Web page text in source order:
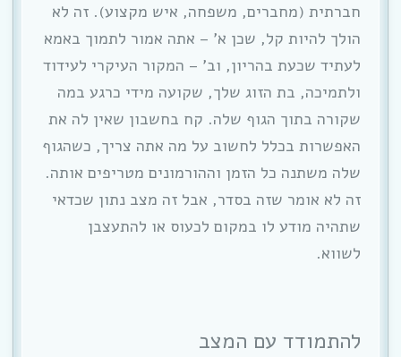
חברתית (מחברים, משפחה, איש מקצוע). זה לא
הולך להיות קל, שכן א’ – אתה אמור לתמוך באמא
לעתיד שכעת בהריון, וב’ – המקור העיקרי לעידוד
ולתמיכה, בת הזוג שלך, שקועה מידי כרגע במה
שקורה בתוך הגוף שלה. קח בחשבון שאין לה את
האפשרות בכלל לחשוב על מה אתה צריך, כשהגוף
שלה משתנה כל הזמן וההורמונים מטריפים אותה.
זה לא אומר שזה בסדר, אבל זה מצב נתון שכדאי
שתהיה מודע לו במקום לכעוס או להתעצבן
לשווא.
להתמודד עם המצב